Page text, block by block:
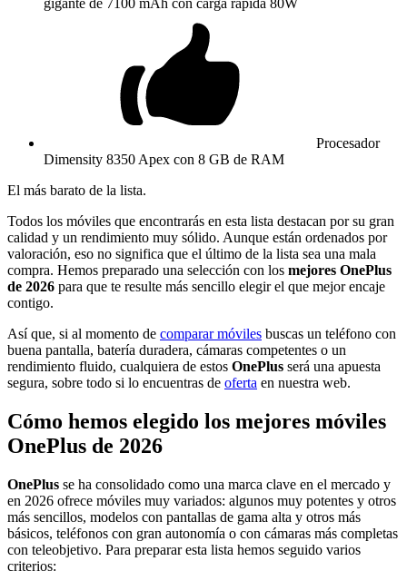
Procesador
Dimensity 8350 Apex con 8 GB de RAM
El más barato de la lista.
Todos los móviles que encontrarás en esta lista destacan por su gran
calidad y un rendimiento muy sólido. Aunque están ordenados por
valoración, eso no significa que el último de la lista sea una mala
compra. Hemos preparado una selección con los mejores OnePlus
de 2026 para que te resulte más sencillo elegir el que mejor encaje
contigo.
Así que, si al momento de comparar móviles buscas un teléfono con
buena pantalla, batería duradera, cámaras competentes o un
rendimiento fluido, cualquiera de estos OnePlus será una apuesta
segura, sobre todo si lo encuentras de oferta en nuestra web.
Cómo hemos elegido los mejores móviles
OnePlus de 2026
OnePlus se ha consolidado como una marca clave en el mercado y
en 2026 ofrece móviles muy variados: algunos muy potentes y otros
más sencillos, modelos con pantallas de gama alta y otros más
básicos, teléfonos con gran autonomía o con cámaras más completas
con teleobjetivo. Para preparar esta lista hemos seguido varios
criterios: